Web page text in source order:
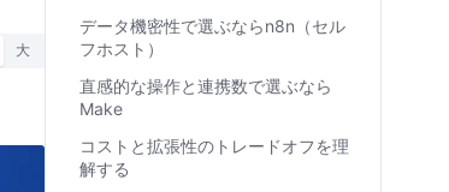
大
データ機密性で選ぶならn8n（セル
フホスト）
直感的な操作と連携数で選ぶなら
Make
コストと拡張性のトレードオフを理
解する